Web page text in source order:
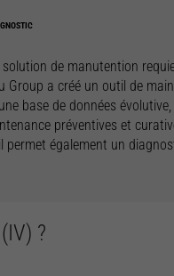
solution de manutention
Group a créé un outil de
base de données
préventives et
permet également un
?